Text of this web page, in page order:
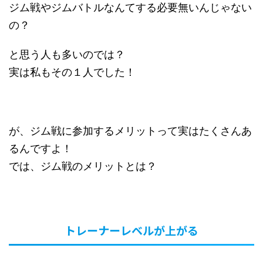
ジム戦やジムバトルなんてする必要無いんじゃない
の？
と思う人も多いのでは？
実は私もその１人でした！
が、ジム戦に参加するメリットって実はたくさんあ
るんですよ！
では、ジム戦のメリットとは？
トレーナーレベルが上がる